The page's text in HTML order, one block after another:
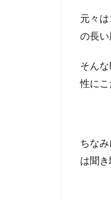
メ
ア
テ
てい
ップ
元々
の長
そん
性にこ
ちな
は聞き